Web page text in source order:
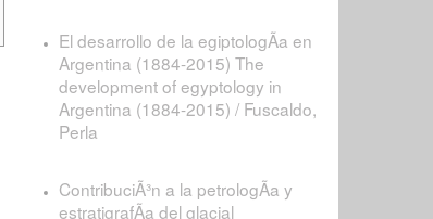
El desarrollo de la egiptologÃ­a en
Argentina (1884-2015) The
development of egyptology in
Argentina (1884-2015) / Fuscaldo,
Perla
ContribuciÃ³n a la petrologÃ­a y
estratigrafÃ­a del glacial